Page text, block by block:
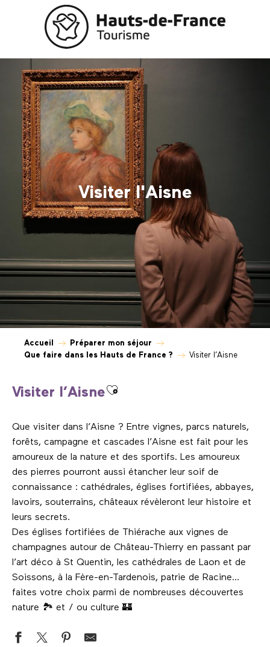
Visiter l'Aisne
Accueil
Préparer mon séjour
Que faire dans les Hauts de France ?
Visiter l’Aisne
Visiter l’AisneAjouter aux favoris
Que visiter dans l’Aisne ? Entre vignes, parcs naturels,
forêts, campagne et cascades l’Aisne est fait pour les
amoureux de la nature et des sportifs. Les amoureux
des pierres pourront aussi étancher leur soif de
connaissance : cathédrales, églises fortifiées, abbayes,
lavoirs, souterrains, châteaux révèleront leur histoire et
leurs secrets.
Des églises fortifiées de Thiérache aux vignes de
champagnes autour de Château-Thierry en passant par
l’art déco à St Quentin, les cathédrales de Laon et de
Soissons, à la Fère-en-Tardenois, patrie de Racine…
faites votre choix parmi de nombreuses découvertes
nature 🏞 et / ou culture 🏰